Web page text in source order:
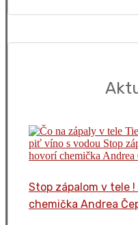
Stop zápalom v tele
chemička Andrea